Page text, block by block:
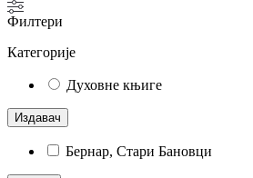
Филтери
Категорије
Духовне књиге
Издавач
Бернар, Стари Бановци